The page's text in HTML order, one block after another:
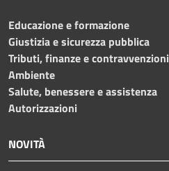
Educazione e formazione
Giustizia e sicurezza pubblica
Tributi, finanze e contravvenzioni
Ambiente
Salute, benessere e assistenza
Autorizzazioni
NOVITÀ